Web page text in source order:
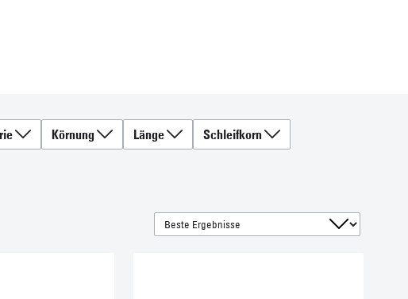
Körnung Länge
Schleifkorn